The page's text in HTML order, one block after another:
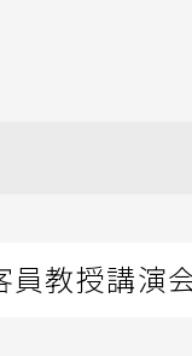
教授講演